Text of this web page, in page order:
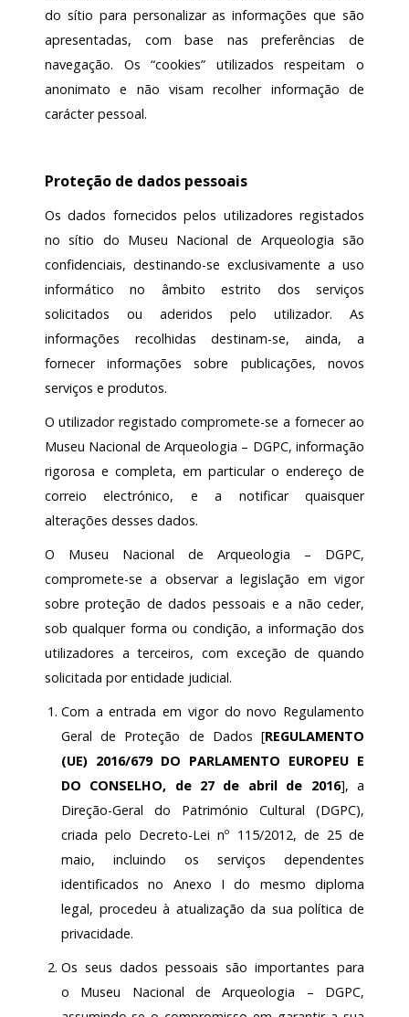
do sítio para personalizar as informações que são
apresentadas, com base nas preferências de
navegação. Os “cookies” utilizados respeitam o
anonimato e não visam recolher informação de
carácter pessoal.
Proteção de dados pessoais
Os dados fornecidos pelos utilizadores registados
no sítio do Museu Nacional de Arqueologia são
confidenciais, destinando-se exclusivamente a uso
informático no âmbito estrito dos serviços
solicitados ou aderidos pelo utilizador. As
informações recolhidas destinam-se, ainda, a
fornecer informações sobre publicações, novos
serviços e produtos.
O utilizador registado compromete-se a fornecer ao
Museu Nacional de Arqueologia – DGPC, informação
rigorosa e completa, em particular o endereço de
correio electrónico, e a notificar quaisquer
alterações desses dados.
O Museu Nacional de Arqueologia – DGPC,
compromete-se a observar a legislação em vigor
sobre proteção de dados pessoais e a não ceder,
sob qualquer forma ou condição, a informação dos
utilizadores a terceiros, com exceção de quando
solicitada por entidade judicial.
Com a entrada em vigor do novo Regulamento
Geral de Proteção de Dados [REGULAMENTO
(UE) 2016/679 DO PARLAMENTO EUROPEU E
DO CONSELHO, de 27 de abril de 2016], a
Direção-Geral do Património Cultural (DGPC),
criada pelo Decreto-Lei nº 115/2012, de 25 de
maio, incluindo os serviços dependentes
identificados no Anexo I do mesmo diploma
legal, procedeu à atualização da sua política de
privacidade.
Os seus dados pessoais são importantes para
o Museu Nacional de Arqueologia – DGPC,